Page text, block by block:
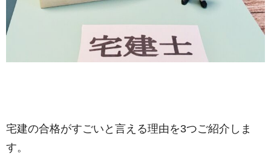
宅建の合格がすごいと言える理由を3つご紹介しま
す。